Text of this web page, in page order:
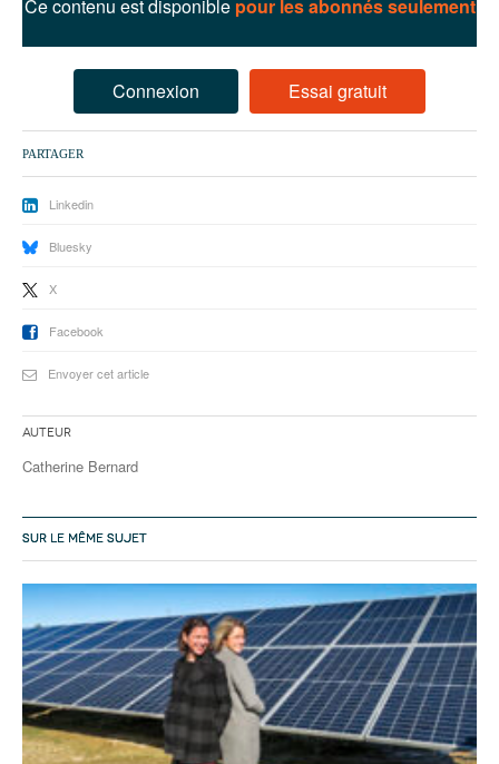
Marchés publics
92
93
Lire les résumés
Ce contenu est disponible pour les abonnés seulement
Connexion Essai gratuit
PARTAGER
Linkedin
Bluesky
X
Facebook
Envoyer cet article
Auteur
Catherine Bernard
SUR LE MÊME SUJET